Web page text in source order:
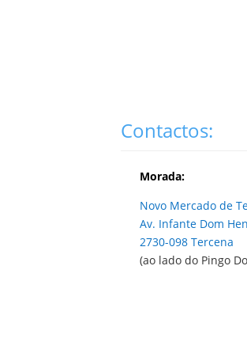
Contactos:
Morada:
Novo Mercado de
Av. Infante Dom
2730-098 Tercena
(ao lado do Pingo